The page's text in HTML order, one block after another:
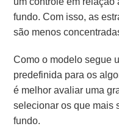
fundo. Com isso, as
são menos
Como o modelo segue
predefinida para os
é melhor avaliar uma
selecionar os que mais
fundo.